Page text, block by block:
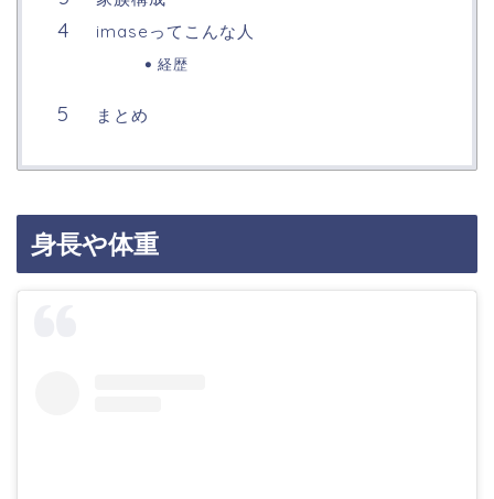
imaseってこんな人
経歴
まとめ
身長や体重